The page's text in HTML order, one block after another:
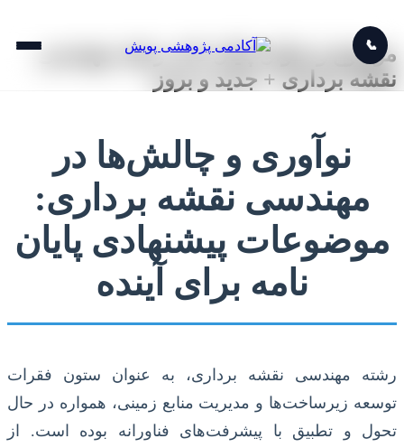
📞
موضوع و عنوان پایان نامه رشته مهندسی
نقشه برداری + جدید و بروز
نوآوری و چالش‌ها در
مهندسی نقشه برداری:
موضوعات پیشنهادی پایان
نامه برای آینده
رشته مهندسی نقشه برداری، به عنوان ستون فقرات
توسعه زیرساخت‌ها و مدیریت منابع زمینی، همواره در حال
تحول و تطبیق با پیشرفت‌های فناورانه بوده است. از